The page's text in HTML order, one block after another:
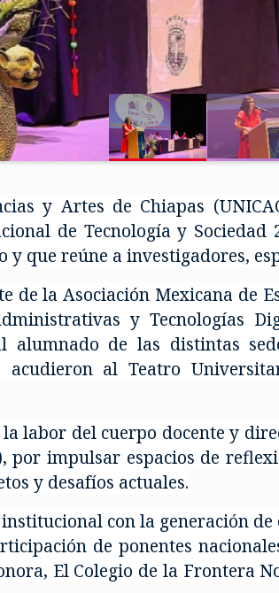
y Artes de Chiapas
de Tecnología y Sociedad
que reúne a investigadores,
de la Asociación Mexicana de
y Tecnologías
alumnado de las distintas
acudieron al Teatro
labor del cuerpo docente y
por impulsar espacios de
y desafíos actuales.
con la generación
de ponentes
El Colegio de la Frontera